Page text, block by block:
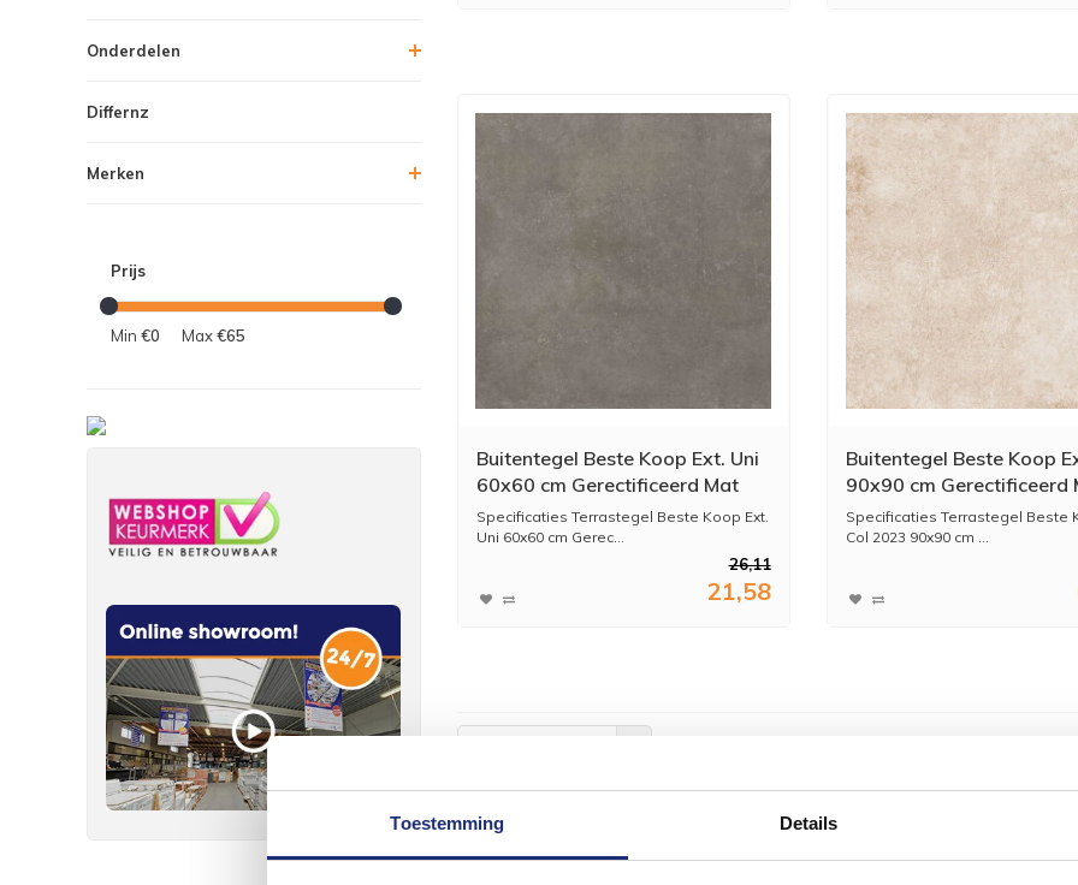
Toestemming Details
Onderdelen
Differnz
Merken
Prijs
Min €0 Max€65
Buitentegel Beste Koop Ext. Uni
60x60 cm Gerectificeerd Mat
Greige (Prijs Per M2)
Specificaties Terrastegel Beste Koop Ext.
Uni 60x60 cm Gerec...
26,11
21,58
Buitentegel Beste Koop
90x90 cm Gerectificeerd
Beige (Prijs Per M2)
Specificaties Terrastegel Beste
Col 2023 90x90 cm ...